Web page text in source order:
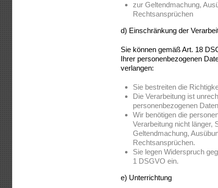
zur Geltendmachung,
Rechtsansprüchen
d) Einschränkung der
Sie können gemäß Art. 18
Ihrer personenbezogenen
verlangen:
Sie bestreiten die
Die Verarbeitung ist
personenbezogenen
Wir benötigen die
Verarbeitung nicht länger,
Geltendmachung,
Rechtsansprüchen.
Sie legen Widerspruch
1 DSGVO ein.
e) Unterrichtung